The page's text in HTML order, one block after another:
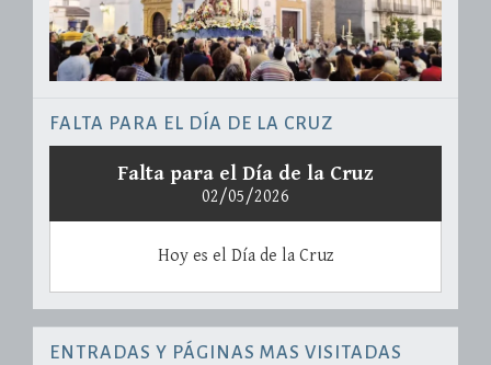
FALTA PARA EL DÍA DE LA CRUZ
Falta para el Día de la Cruz
02/05/2026
Hoy es el Día de la Cruz
ENTRADAS Y PÁGINAS MAS VISITADAS